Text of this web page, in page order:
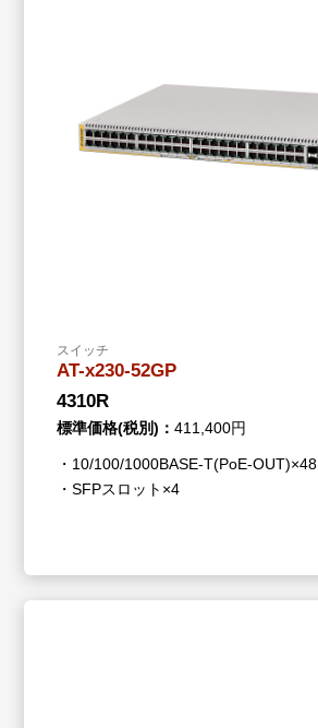
スイッチ
AT-x230-52GP
4310R
標準価格(税別)：411,400円
・10/100/1000BASE-T(PoE-OUT)×48
・SFPスロット×4